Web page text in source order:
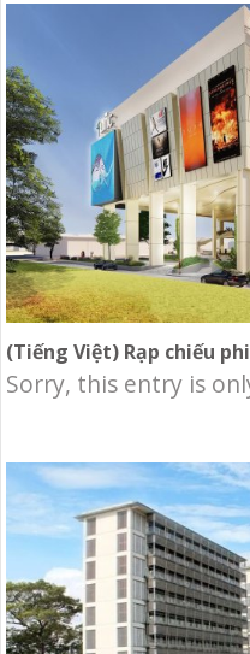
phòng Besco. Chủ
Dịch Vụ Công Ích
Nguyễn Trãi,
mô:
(Tiếng Việt) Rạp chiếu
Sorry, this entry is